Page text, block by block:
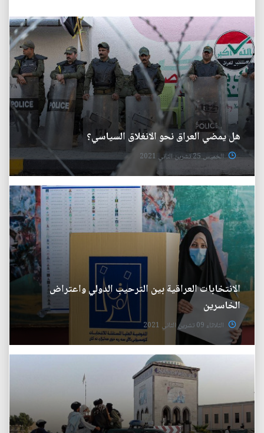
هل يمضي العراق نحو الانغلاق السياسي؟
الخميس 25 تشرين الثاني 2021
الانتخابات العراقية بين الترحيب الدولي واعتراض
الخاسرين
الثلاثاء 09 تشرين الثاني 2021